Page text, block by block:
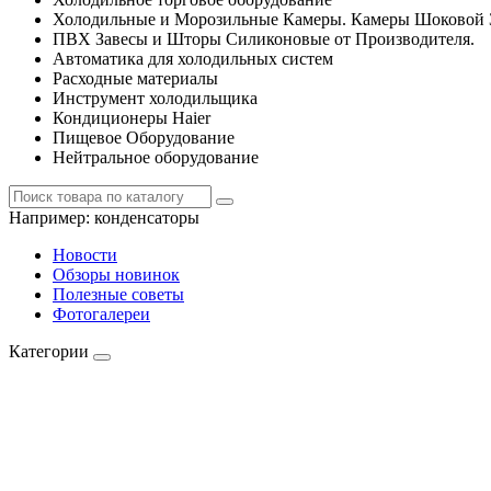
Холодильные и Морозильные Камеры. Камеры Шоковой
ПВХ Завесы и Шторы Силиконовые от Производителя.
Автоматика для холодильных систем
Расходные материалы
Инструмент холодильщика
Кондиционеры Haier
Пищевое Оборудование
Нейтральное оборудование
Например: конденсаторы
Новости
Обзоры новинок
Полезные советы
Фотогалереи
Категории